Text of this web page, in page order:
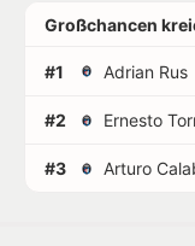
Großchancen
#1 Adrian Rus
#2 Ernesto
#3 Arturo